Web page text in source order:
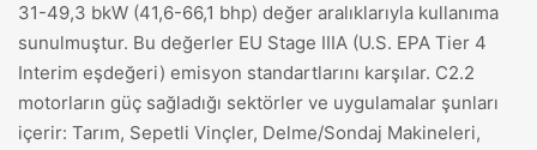
31-49,3 bkW (41,6-66,1 bhp) değer aralıklarıyla kullanıma
sunulmuştur. Bu değerler EU Stage IIIA (U.S. EPA Tier 4
Interim eşdeğeri) emisyon standartlarını karşılar. C2.2
motorların güç sağladığı sektörler ve uygulamalar şunları
içerir: Tarım, Sepetli Vinçler, Delme/Sondaj Makineleri,